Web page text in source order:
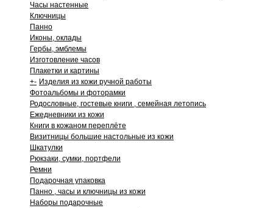
Часы настенные
Ключницы
Панно
Иконы, оклады
Гербы, эмблемы
Изготовление часов
Плакетки и картины
+- Изделия из кожи ручной работы
Фотоальбомы и фоторамки
Родословные, гостевые книги , семейная летопись
Ежедневники из кожи
Книги в кожаном переплёте
Визитницы большие настольные из кожи
Шкатулки
Рюкзаки, сумки, портфели
Ремни
Подарочная упаковка
Панно , часы и ключницы из кожи
Наборы подарочные